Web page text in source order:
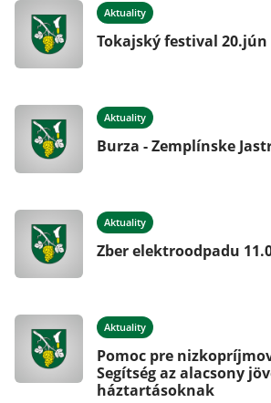
Aktuality
Tokajský festival 20.jún
Aktuality
Burza - Zemplínske
Aktuality
Zber elektroodpadu
Aktuality
Pomoc pre
Segítség az alacsony
háztartásoknak